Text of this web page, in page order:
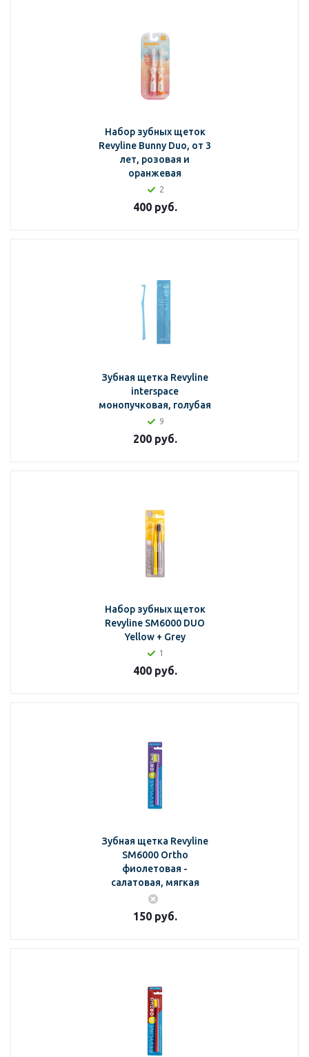
Набор зубных щеток
Revyline Bunny Duo, от 3
лет, розовая и
оранжевая
2
400руб.
Зубная щетка Revyline
interspace
монопучковая, голубая
9
200руб.
Набор зубных щеток
Revyline SM6000 DUO
Yellow + Grey
1
400руб.
Зубная щетка Revyline
SM6000 Ortho
фиолетовая -
салатовая, мягкая
150руб.